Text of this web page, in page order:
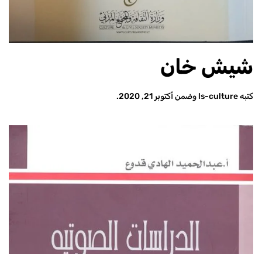
شيش خان
كتبهls-culture وضمنأكتوبر 21, 2020 .